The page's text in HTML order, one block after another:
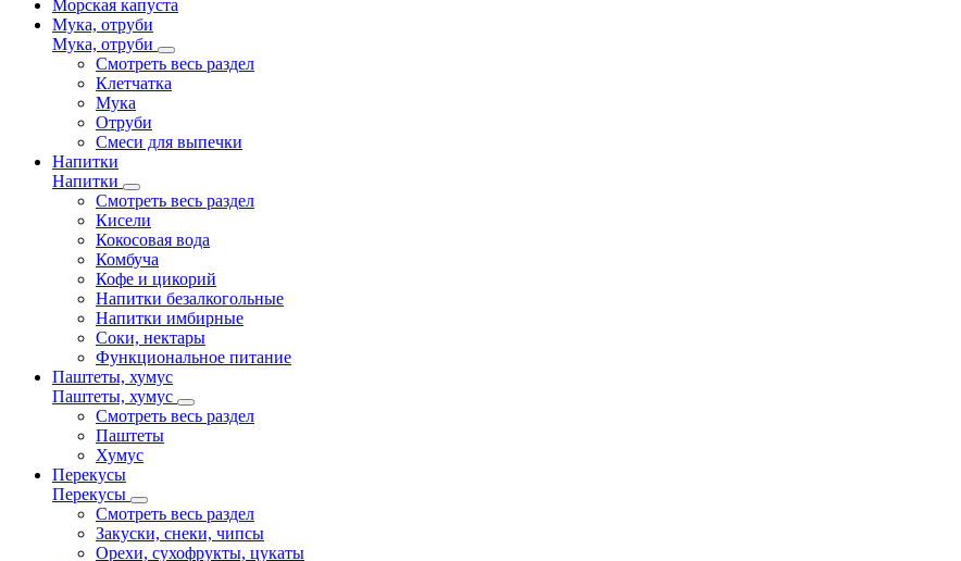
Морская капуста
Мука, отруби
Мука, отруби
Смотреть весь раздел
Клетчатка
Мука
Отруби
Смеси для выпечки
Напитки
Напитки
Смотреть весь раздел
Кисели
Кокосовая вода
Комбуча
Кофе и цикорий
Напитки безалкогольные
Напитки имбирные
Соки, нектары
Функциональное питание
Паштеты, хумус
Паштеты, хумус
Смотреть весь раздел
Паштеты
Хумус
Перекусы
Перекусы
Смотреть весь раздел
Закуски, снеки, чипсы
Орехи, сухофрукты, цукаты